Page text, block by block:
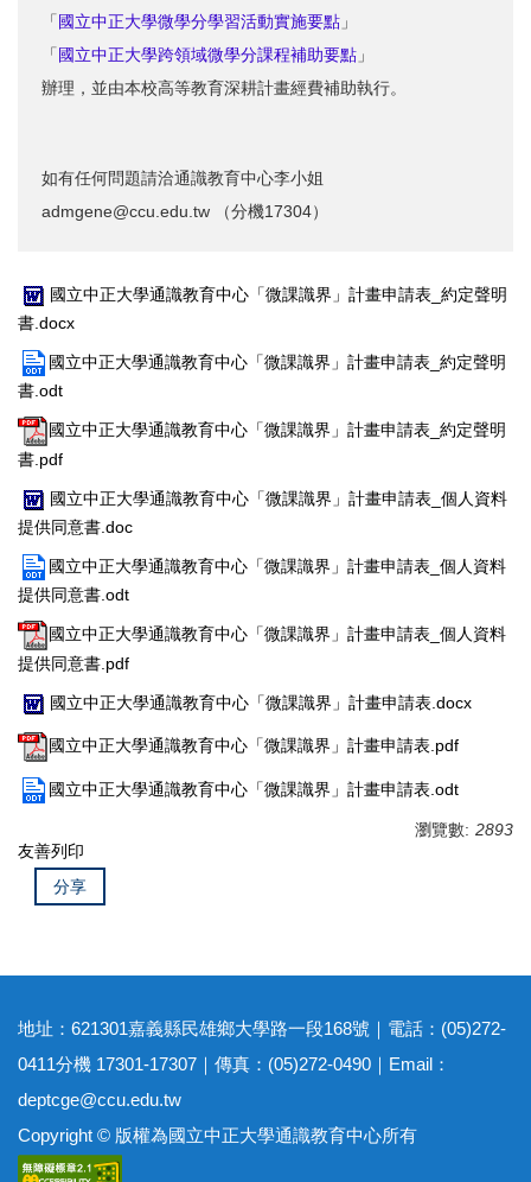
「國立中正大學微學分學習活動實施要點 」
「國立中正大學跨領域微學分課程補助要點 」
辦理，並由本校高等教育深耕計畫經費補助執行。
如有任何問題請洽通識教育中心李小姐
admgene@ccu.edu.tw （分機17304）
國立中正大學通識教育中心「微課識界」計畫申請表_約定聲明
書.docx
國立中正大學通識教育中心「微課識界」計畫申請表_約定聲明
書.odt
國立中正大學通識教育中心「微課識界」計畫申請表_約定聲明
書.pdf
國立中正大學通識教育中心「微課識界」計畫申請表_個人資料
提供同意書.doc
國立中正大學通識教育中心「微課識界」計畫申請表_個人資料
提供同意書.odt
國立中正大學通識教育中心「微課識界」計畫申請表_個人資料
提供同意書.pdf
國立中正大學通識教育中心「微課識界」計畫申請表.docx
國立中正大學通識教育中心「微課識界」計畫申請表.pdf
國立中正大學通識教育中心「微課識界」計畫申請表.odt
瀏覽數: 2893
友善列印
分享
地址：621301嘉義縣民雄鄉大學路一段168號｜電話：(05)272-
0411分機 17301-17307｜傳真：(05)272-0490｜Email：
deptcge@ccu.edu.tw
Copyright © 版權為國立中正大學通識教育中心所有